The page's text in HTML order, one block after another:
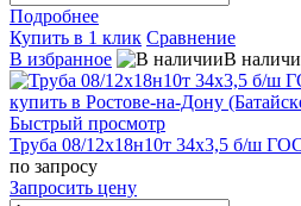
Подробнее
Купить в 1 клик Сравнение
В избранное
В
Быстрый просмотр
Труба 08/12х18н10т 34х3,5 б/ш
по запросу
Запросить цену